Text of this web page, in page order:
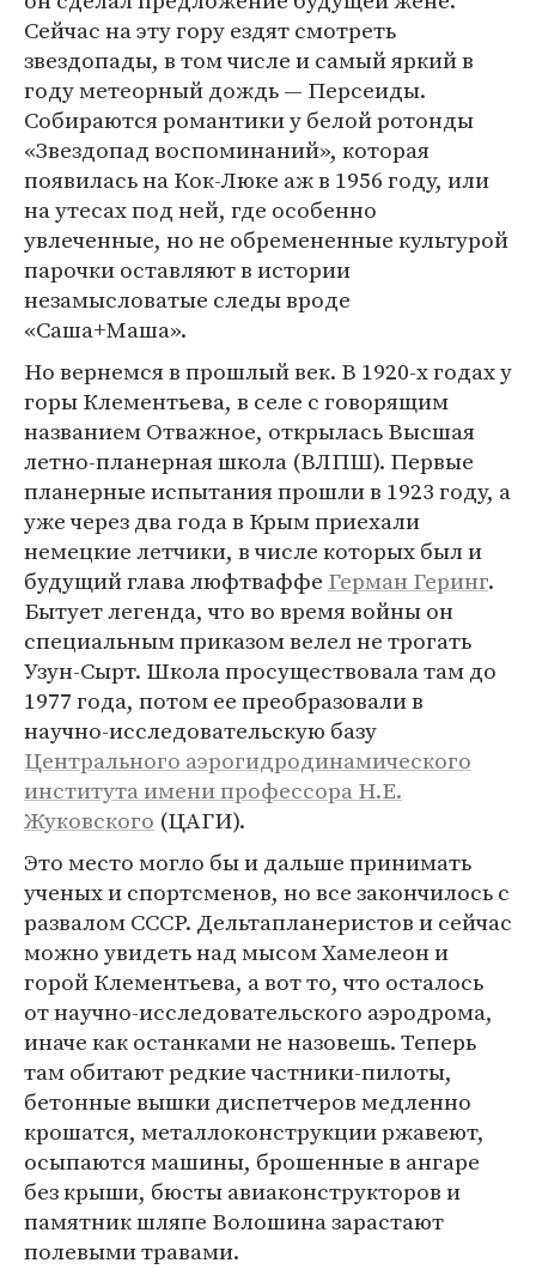
Сейчас на эту гору ездят смотреть
звездопады, в том числе и самый яркий в
году метеорный дождь — Персеиды.
Собираются романтики у белой ротонды
«Звездопад воспоминаний», которая
появилась на Кок-Люке аж в 1956 году, или
на утесах под ней, где особенно
увлеченные, но не обремененные культурой
парочки оставляют в истории
незамысловатые следы вроде
«Саша+Маша».
Но вернемся в прошлый век. В 1920-х годах у
горы Клементьева, в селе с говорящим
названием Отважное, открылась Высшая
летно-планерная школа (ВЛПШ). Первые
планерные испытания прошли в 1923 году, а
уже через два года в Крым приехали
немецкие летчики, в числе которых был и
будущий глава люфтваффе Герман Геринг.
Бытует легенда, что во время войны он
специальным приказом велел не трогать
Узун-Сырт. Школа просуществовала там до
1977 года, потом ее преобразовали в
научно-исследовательскую базу
Центрального аэрогидродинамического
института имени профессора Н.Е.
Жуковского (ЦАГИ).
Это место могло бы и дальше принимать
ученых и спортсменов, но все закончилось с
развалом СССР. Дельтапланеристов и сейчас
можно увидеть над мысом Хамелеон и
горой Клементьева, а вот то, что осталось
от научно-исследовательского аэродрома,
иначе как останками не назовешь. Теперь
там обитают редкие частники-пилоты,
бетонные вышки диспетчеров медленно
крошатся, металлоконструкции ржавеют,
осыпаются машины, брошенные в ангаре
без крыши, бюсты авиаконструкторов и
памятник шляпе Волошина зарастают
полевыми травами.